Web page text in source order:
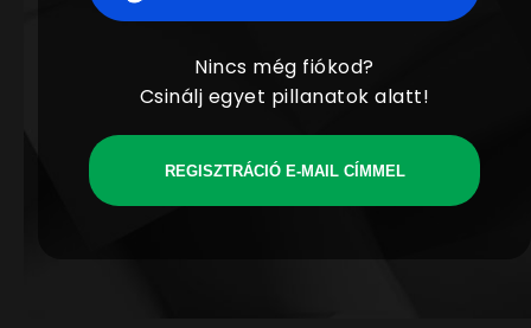
Nincs még fiókod?
Csinálj egyet pillanatok alatt!
REGISZTRÁCIÓ E-MAIL CÍMMEL